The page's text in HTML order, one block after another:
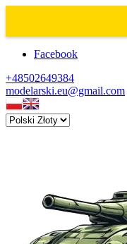
Facebook
+48502649384
modelarski.eu@gmail.com